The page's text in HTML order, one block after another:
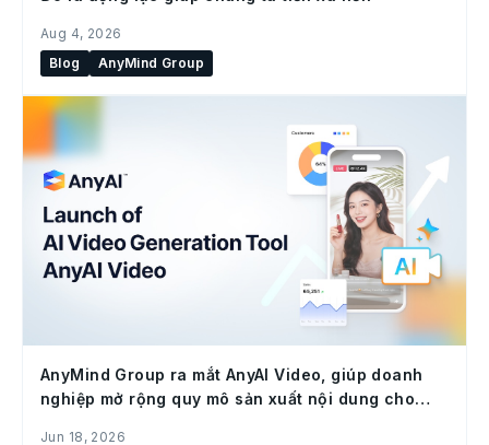
Aug 4, 2026
Blog
AnyMind Group
AnyMind Group ra mắt AnyAI Video, giúp doanh
nghiệp mở rộng quy mô sản xuất nội dung cho
Jun 18, 2026